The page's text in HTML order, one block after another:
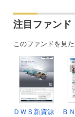
2024年07月
2024年06
2024年05
2024年04
2024年03
2024年02
注目ファンド
このファンドを見
ＤＷＳ新資源
Ｂ